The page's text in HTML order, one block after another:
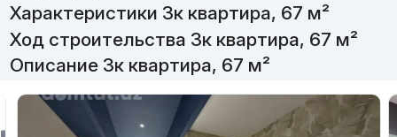
Характеристики 3к квартира, 67 м²
Ход строительства 3к квартира, 67 м²
Описание 3к квартира, 67 м²